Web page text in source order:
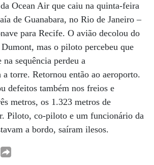
Ocean Air que caiu na quinta-feira
de Guanabara, no Rio de Janeiro –
para Recife. O avião decolou do
mas o piloto percebeu que
sequência perdeu a
torre. Retornou então ao aeroporto.
defeitos também nos freios e
metros, os 1.323 metros de
Piloto, co-piloto e um funcionário da
a bordo, saíram ilesos.